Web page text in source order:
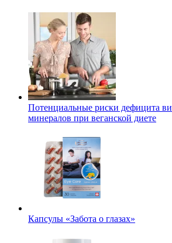
Потенциальные риски дефицита
минералов при веганской диете
Капсулы «Забота о глазах»